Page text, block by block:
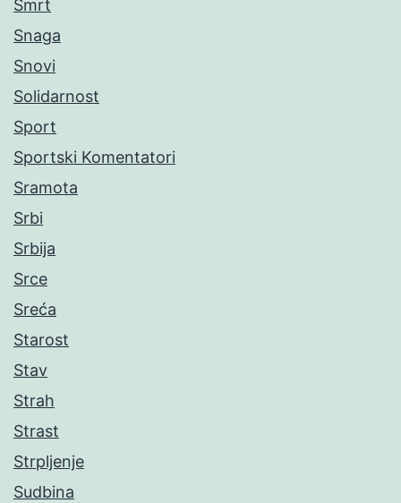
Smrt
Snaga
Snovi
Solidarnost
Sport
Sportski Komentatori
Sramota
Srbi
Srbija
Srce
Sreća
Starost
Stav
Strah
Strast
Strpljenje
Sudbina